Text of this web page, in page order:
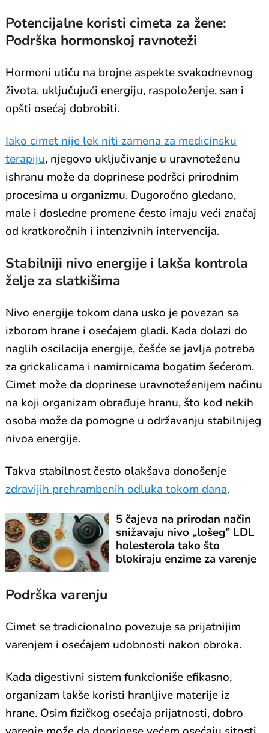
Potencijalne koristi cimeta za žene:
Podrška hormonskoj ravnoteži
Hormoni utiču na brojne aspekte svakodnevnog
života, uključujući energiju, raspoloženje, san i
opšti osećaj dobrobiti.
Iako cimet nije lek niti zamena za medicinsku
terapiju, njegovo uključivanje u uravnoteženu
ishranu može da doprinese podršci prirodnim
procesima u organizmu. Dugoročno gledano,
male i dosledne promene često imaju veći značaj
od kratkoročnih i intenzivnih intervencija.
Stabilniji nivo energije i lakša kontrola
želje za slatkišima
Nivo energije tokom dana usko je povezan sa
izborom hrane i osećajem gladi. Kada dolazi do
naglih oscilacija energije, češće se javlja potreba
za grickalicama i namirnicama bogatim šećerom.
Cimet može da doprinese uravnoteženijem načinu
na koji organizam obrađuje hranu, što kod nekih
osoba može da pomogne u održavanju stabilnijeg
nivoa energije.
Takva stabilnost često olakšava donošenje
zdravijih prehrambenih odluka tokom dana.
5 čajeva na prirodan način
snižavaju nivo „lošeg” LDL
holesterola tako što
blokiraju enzime za varenje
Podrška varenju
Cimet se tradicionalno povezuje sa prijatnijim
varenjem i osećajem udobnosti nakon obroka.
Kada digestivni sistem funkcioniše efikasno,
organizam lakše koristi hranljive materije iz
hrane. Osim fizičkog osećaja prijatnosti, dobro